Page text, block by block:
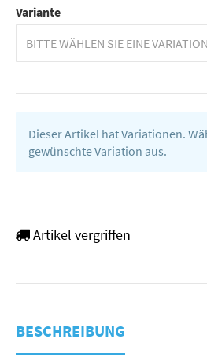
Variante
BITTE WÄHLEN SIE EINE
Dieser Artikel hat Variationen.
gewünschte Variation aus.
Artikel vergriffen
BESCHREIBUNG